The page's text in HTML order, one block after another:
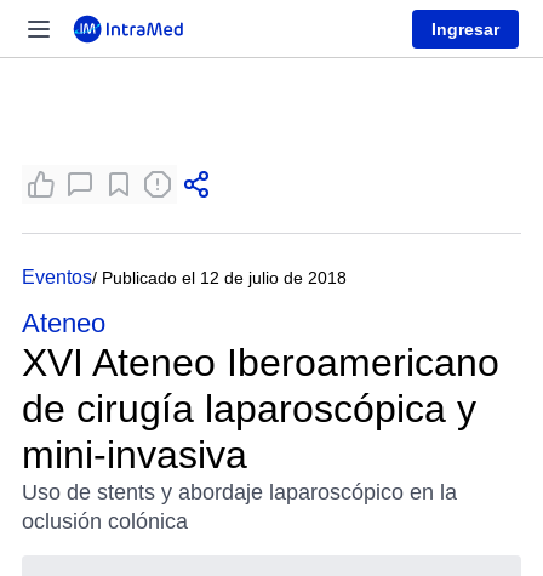
Ingresar
Eventos/ Publicado el 12 de julio de 2018
Ateneo
XVI Ateneo Iberoamericano
de cirugía laparoscópica y
mini-invasiva
Uso de stents y abordaje laparoscópico en la
oclusión colónica